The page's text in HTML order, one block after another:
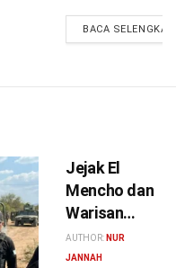
BACA
Jejak El
Mencho dan
Warisan
Kekerasan
Sang
AUTHOR: NUR
JANNAH